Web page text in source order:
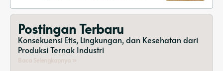
Postingan Terbaru
Konsekuensi Etis, Lingkungan, dan Kesehatan dari
Produksi Ternak Industri